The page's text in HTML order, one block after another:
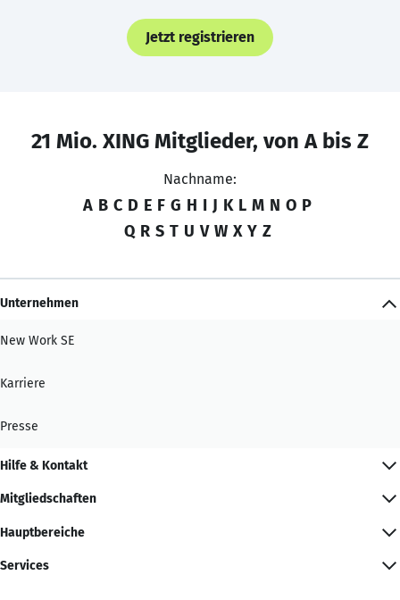
Jetzt registrieren
21 Mio. XING Mitglieder, von A bis Z
Nachname:
A B C D E F G H I J K L M N O P
Q R S T U V W X Y Z
Unternehmen
New Work SE
Karriere
Presse
Hilfe & Kontakt
Mitgliedschaften
Hauptbereiche
Services